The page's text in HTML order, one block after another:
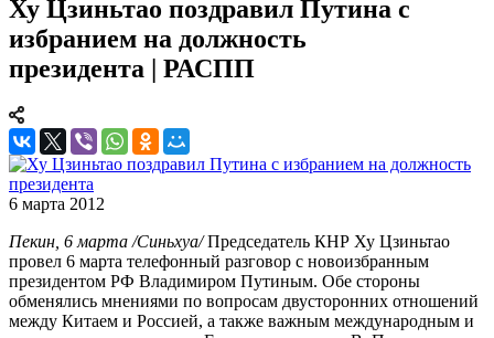
Ху Цзиньтао поздравил Путина с
избранием на должность
президента | РАСПП
6 марта 2012
Пекин, 6 марта /Синьхуа/Председатель КНР Ху Цзиньтао
провел 6 марта телефонный разговор с новоизбранным
президентом РФ Владимиром Путиным. Обе стороны
обменялись мнениями по вопросам двусторонних отношений
между Китаем и Россией, а также важным международным и